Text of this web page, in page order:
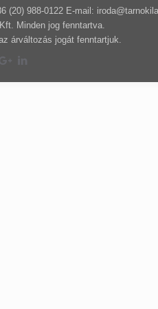
(20) 988-0122 E-mail:
Minden jog fenntartva.
árváltozás jogát fenntartjuk.